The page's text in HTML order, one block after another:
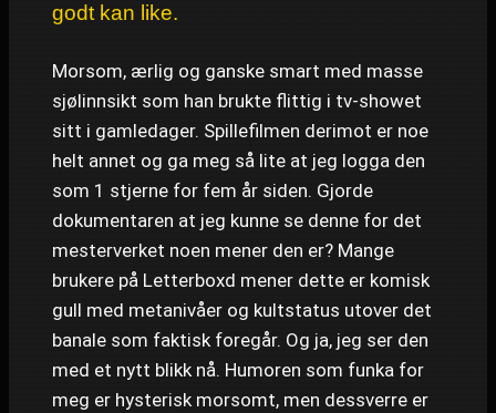
godt kan like.
Morsom, ærlig og ganske smart med masse
sjølinnsikt som han brukte flittig i tv-showet
sitt i gamledager. Spillefilmen derimot er noe
helt annet og ga meg så lite at jeg logga den
som 1 stjerne for fem år siden. Gjorde
dokumentaren at jeg kunne se denne for det
mesterverket noen mener den er? Mange
brukere på Letterboxd mener dette er komisk
gull med metanivåer og kultstatus utover det
banale som faktisk foregår. Og ja, jeg ser den
med et nytt blikk nå. Humoren som funka for
meg er hysterisk morsomt, men dessverre er